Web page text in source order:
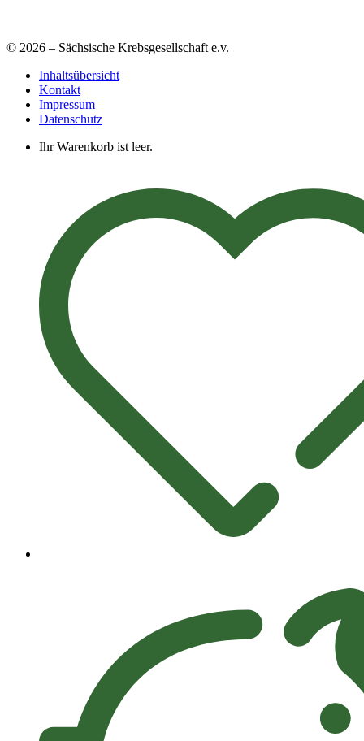
© 2026 – Sächsische Krebsgesellschaft e.v.
Inhaltsübersicht
Kontakt
Impressum
Datenschutz
Ihr Warenkorb ist leer.